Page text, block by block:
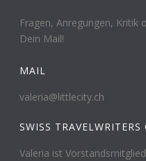
Fragen, Anregungen, Kritik
Dein Mail!
MAIL
valeria@littlecity.ch
SWISS TRAVELWRITERS
Valeria ist